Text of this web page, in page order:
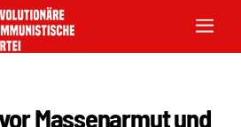
Massenarmut und